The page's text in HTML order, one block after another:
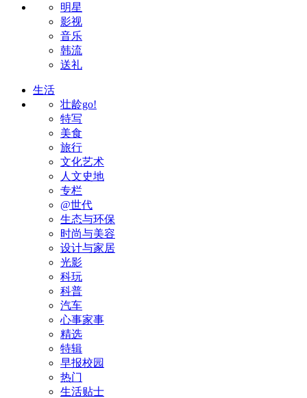
明星
影视
音乐
韩流
送礼
生活
壮龄go!
特写
美食
旅行
文化艺术
人文史地
专栏
@世代
生态与环保
时尚与美容
设计与家居
光影
科玩
科普
汽车
心事家事
精选
特辑
早报校园
热门
生活贴士